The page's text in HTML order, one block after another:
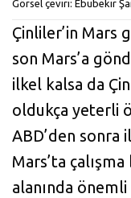
Görsel çeviri: Ebubekir
Çinliler’in Mars
son Mars’a
ilkel kalsa da
oldukça yeterli
ABD’den sonra
Mars’ta
alanında